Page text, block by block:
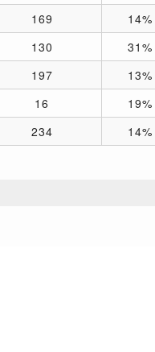
169
14%
130
31%
197
13%
16
19%
234 14%